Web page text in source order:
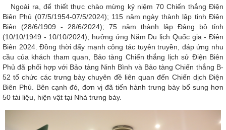
Ngoài ra, để thiết thực chào mừng kỷ niệm 70 Chiến thắng Điện
Biên Phủ (07/5/1954-07/5/2024); 115 năm ngày thành lập tỉnh Điện
Biên (28/6/1909 - 28/6/2024); 75 năm thành lập Đảng bộ tỉnh
(10/10/1949 - 10/10/2024); hưởng ứng Năm Du lịch Quốc gia - Điện
Biên 2024. Đồng thời đẩy mạnh công tác tuyên truyền, đáp ứng nhu
cầu của khách tham quan, Bảo tàng Chiến thắng lịch sử Điện Biên
Phủ đã phối hợp với Bảo tàng Ninh Bình và Bảo tàng Chiến thắng B-
52 tổ chức các trưng bày chuyên đề liên quan đến Chiến dịch Điện
Biên Phủ. Bên cạnh đó, đơn vị đã tiến hành trưng bày bổ sung hơn
50 tài liệu, hiện vật tại Nhà trưng bày.